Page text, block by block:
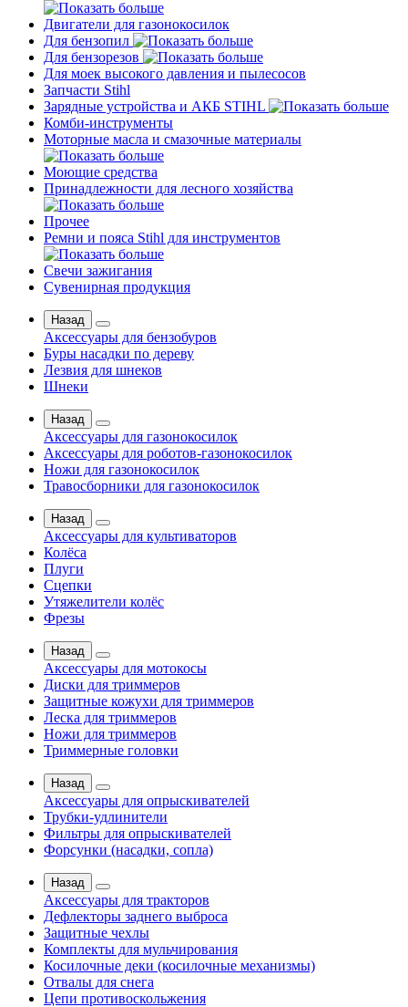
Двигатели для газонокосилок
Для бензопил
Для бензорезов
Для моек высокого давления и пылесосов
Запчасти Stihl
Зарядные устройства и АКБ STIHL
Комби-инструменты
Моторные масла и смазочные материалы
Моющие средства
Принадлежности для лесного хозяйства
Прочее
Ремни и пояса Stihl для инструментов
Свечи зажигания
Сувенирная продукция
Назад
Аксессуары для бензобуров
Буры насадки по дереву
Лезвия для шнеков
Шнеки
Назад
Аксессуары для газонокосилок
Аксессуары для роботов-газонокосилок
Ножи для газонокосилок
Травосборники для газонокосилок
Назад
Аксессуары для культиваторов
Колёса
Плуги
Сцепки
Утяжелители колёс
Фрезы
Назад
Аксессуары для мотокосы
Диски для триммеров
Защитные кожухи для триммеров
Леска для триммеров
Ножи для триммеров
Триммерные головки
Назад
Аксессуары для опрыскивателей
Трубки-удлинители
Фильтры для опрыскивателей
Форсунки (насадки, сопла)
Назад
Аксессуары для тракторов
Дефлекторы заднего выброса
Защитные чехлы
Комплекты для мульчирования
Косилочные деки (косилочные механизмы)
Отвалы для снега
Цепи противоскольжения